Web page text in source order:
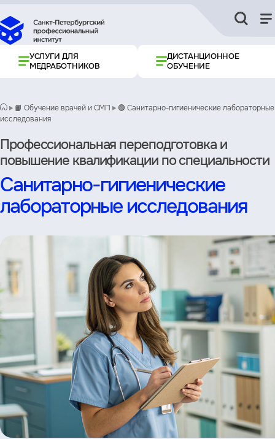
УСЛУГИ ДЛЯ
МЕДРАБОТНИКОВ
ДИСТАНЦИОННОЕ
ОБУЧЕНИЕ
📙 Обучение врачей и СМП
🟢 Санитарно-гигиенические лабораторные
исследования
Профессиональная переподготовка и
повышение квалификации по специальности
Санитарно-гигиенические
лабораторные исследования